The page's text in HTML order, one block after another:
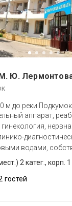
Ю.
м до реки Подкумок
аппарат,
водами,
2 катег., корп. 1
гостей